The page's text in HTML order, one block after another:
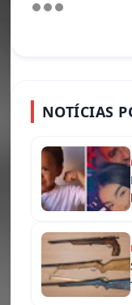
NOTÍCIAS